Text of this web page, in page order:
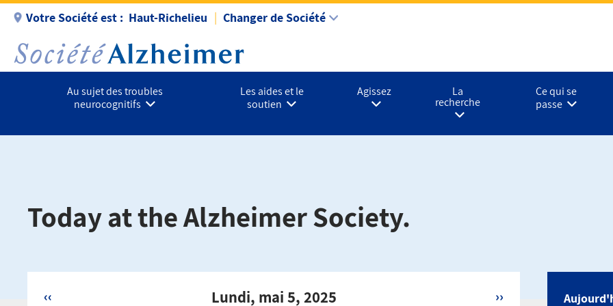
contenu
principal
Votre Société est : Haut-Richelieu Changer de Société
Au sujet des troubles
neurocognitifs
Les aides et le
soutien
Agissez La
recherche
Ce qui se
passe
Today at the Alzheimer Society.
Lundi, mai 5, 2025
‹‹ ››